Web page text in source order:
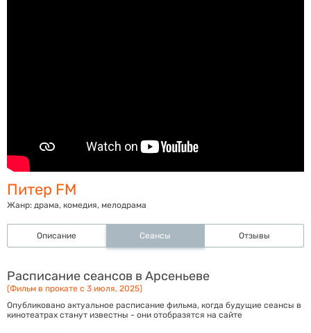
Питер FM
Жанр: драма, комедия, мелодрама
Описание Сеансы Отзывы
Расписание сеансов в Арсеньеве
(Фильм в прокате с 3 июля, 2025)
Опубликовано актуальное расписание фильма, когда будущие сеансы в
кинотеатрах станут известны - они отобразятся на сайте